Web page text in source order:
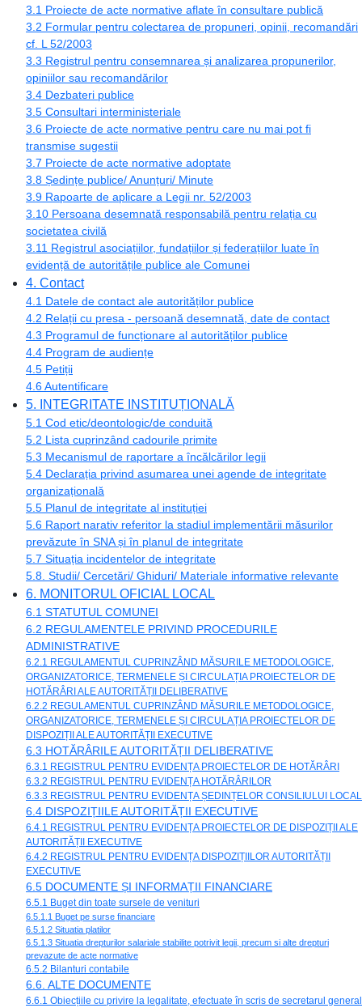
3.1 Proiecte de acte normative aflate în consultare publică
3.2 Formular pentru colectarea de propuneri, opinii, recomandări
cf. L 52/2003
3.3 Registrul pentru consemnarea și analizarea propunerilor,
opiniilor sau recomandărilor
3.4 Dezbateri publice
3.5 Consultari interministeriale
3.6 Proiecte de acte normative pentru care nu mai pot fi
transmise sugestii
3.7 Proiecte de acte normative adoptate
3.8 Ședințe publice/ Anunțuri/ Minute
3.9 Rapoarte de aplicare a Legii nr. 52/2003
3.10 Persoana desemnată responsabilă pentru relația cu
societatea civilă
3.11 Registrul asociațiilor, fundațiilor și federațiilor luate în
evidență de autoritățile publice ale Comunei
4. Contact
4.1 Datele de contact ale autorităților publice
4.2 Relații cu presa - persoană desemnată, date de contact
4.3 Programul de funcționare al autorităților publice
4.4 Program de audiențe
4.5 Petiții
4.6 Autentificare
5. INTEGRITATE INSTITUȚIONALĂ
5.1 Cod etic/deontologic/de conduită
5.2 Lista cuprinzând cadourile primite
5.3 Mecanismul de raportare a încălcărilor legii
5.4 Declarația privind asumarea unei agende de integritate
organizațională
5.5 Planul de integritate al instituției
5.6 Raport narativ referitor la stadiul implementării măsurilor
prevăzute în SNA și în planul de integritate
5.7 Situația incidentelor de integritate
5.8. Studii/ Cercetări/ Ghiduri/ Materiale informative relevante
6. MONITORUL OFICIAL LOCAL
6.1 STATUTUL COMUNEI
6.2 REGULAMENTELE PRIVIND PROCEDURILE
ADMINISTRATIVE
6.2.1 REGULAMENTUL CUPRINZÂND MĂSURILE METODOLOGICE,
ORGANIZATORICE, TERMENELE ȘI CIRCULAȚIA PROIECTELOR DE
HOTĂRÂRI ALE AUTORITĂȚII DELIBERATIVE
6.2.2 REGULAMENTUL CUPRINZÂND MĂSURILE METODOLOGICE,
ORGANIZATORICE, TERMENELE ȘI CIRCULAȚIA PROIECTELOR DE
DISPOZIȚII ALE AUTORITĂȚII EXECUTIVE
6.3 HOTĂRÂRILE AUTORITĂȚII DELIBERATIVE
6.3.1 REGISTRUL PENTRU EVIDENȚA PROIECTELOR DE HOTĂRÂRI
6.3.2 REGISTRUL PENTRU EVIDENȚA HOTĂRÂRILOR
6.3.3 REGISTRUL PENTRU EVIDENȚA ȘEDINȚELOR CONSILIULUI LOCAL
6.4 DISPOZIȚIILE AUTORITĂȚII EXECUTIVE
6.4.1 REGISTRUL PENTRU EVIDENȚA PROIECTELOR DE DISPOZIȚII ALE
AUTORITĂȚII EXECUTIVE
6.4.2 REGISTRUL PENTRU EVIDENȚA DISPOZIȚIILOR AUTORITĂȚII
EXECUTIVE
6.5 DOCUMENTE ȘI INFORMAȚII FINANCIARE
6.5.1 Buget din toate sursele de venituri
6.5.1.1 Buget pe surse financiare
6.5.1.2 Situatia platilor
6.5.1.3 Situatia drepturilor salariale stabilite potrivit legii, precum si alte drepturi
prevazute de acte normative
6.5.2 Bilanturi contabile
6.6. ALTE DOCUMENTE
6.6.1 Obiecțiile cu privire la legalitate, efectuate în scris de secretarul general